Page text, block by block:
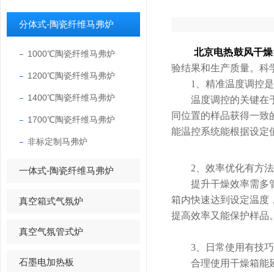
分体式-陶瓷纤维马弗炉
1000℃陶瓷纤维马弗炉
1200℃陶瓷纤维马弗炉
1400℃陶瓷纤维马弗炉
1700℃陶瓷纤维马弗炉
非标定制马弗炉
一体式-陶瓷纤维马弗炉
真空箱式气氛炉
真空气氛管式炉
石墨电加热板
北京电热鼓风干
验结果和生产质量。科
​​1、精准温度调控是
温度调控的关键在于
同位置的样品获得一致
能温控系统能根据设定
​​2、效率优化有方法​​
提升干燥效率需多管
箱内快速达到设定温度
提高效率又能保护样品
​​3、日常使用有技巧​​
合理使用干燥箱能延